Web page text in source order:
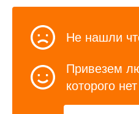
Не нашли
Привезем
которого